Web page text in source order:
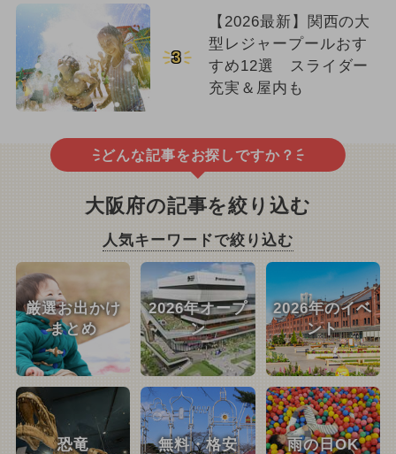
3
【2026最新】関西の大
型レジャープールおす
すめ12選 スライダー
充実＆屋内も
どんな記事をお探しですか？
大阪府の記事を絞り込む
人気キーワードで絞り込む
厳選お出かけ
まとめ
2026年オープ
ン
2026年のイベ
ント
恐竜 無料・格安 雨の日OK